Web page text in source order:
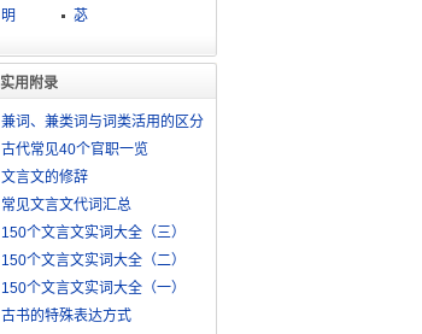
明
苾
实用附录
兼词、兼类词与词类活用的区分
古代常见40个官职一览
文言文的修辞
常见文言文代词汇总
150个文言文实词大全（三）
150个文言文实词大全（二）
150个文言文实词大全（一）
古书的特殊表达方式